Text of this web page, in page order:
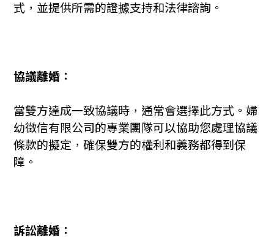
式，並提供所需的證據支持和法律諮詢。
協議離婚：
當雙方達成一致協議時，通常會選擇此方式。婦
幼徵信有限公司的專業團隊可以協助您處理協議
條款的擬定，確保雙方的權利和義務都得到保
障。
訴訟離婚：